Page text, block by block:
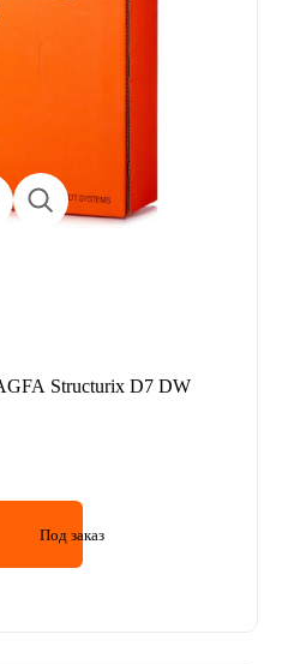
Structurix D7 DW
Под заказ